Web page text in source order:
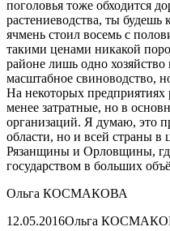
поголовья тоже обходится
растениеводства, ты
ячмень стоил восемь с
такими ценами никакой
районе лишь одно хозяйство
масштабное свиноводство,
На некоторых предприятиях
менее затратные, но в
организаций. Я думаю, это
области, но и всей страны
Рязанщины и Орловщины,
государством в больших
Ольга КОСМАКОВА
12.05.2016Ольга